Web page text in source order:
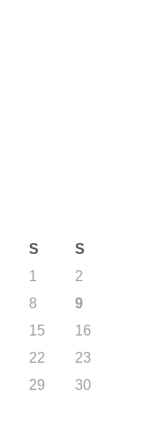
S
S
1
2
8
9
15
16
22
23
29
30